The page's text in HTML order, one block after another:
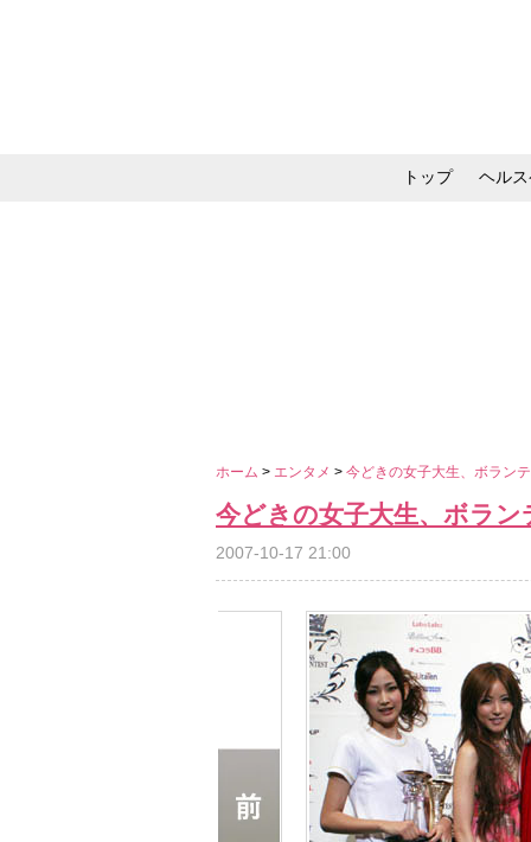
トップ ヘル
ホーム > エンタメ > 今どきの女子大生、ボラン
今どきの女子大生、ボラ
2007-10-17 21:00